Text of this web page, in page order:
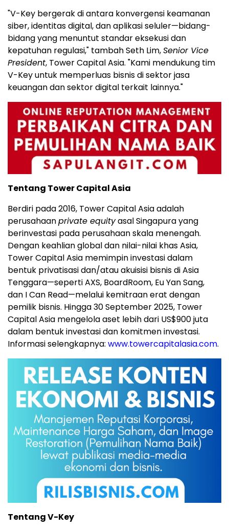
"V-Key bergerak di antara konvergensi keamanan
siber, identitas digital, dan aplikasi seluler—bidang-
bidang yang menuntut standar eksekusi dan
kepatuhan regulasi," tambah Seth Lim,Senior Vice
President, Tower Capital Asia. "Kami mendukung tim
V-Key untuk memperluas bisnis di sektor jasa
keuangan dan sektor digital terkait lainnya."
Tentang Tower Capital Asia
Berdiri pada 2016, Tower Capital Asia adalah
perusahaanprivate equityasal Singapura yang
berinvestasi pada perusahaan skala menengah.
Dengan keahlian global dan nilai-nilai khas Asia,
Tower Capital Asia memimpin investasi dalam
bentuk privatisasi dan/atau akuisisi bisnis di Asia
Tenggara—seperti AXS, BoardRoom, Eu Yan Sang,
dan I Can Read—melalui kemitraan erat dengan
pemilik bisnis. Hingga 30 September 2025, Tower
Capital Asia mengelola aset lebih dari US$900 juta
dalam bentuk investasi dan komitmen investasi.
Informasi selengkapnya: www.towercapitalasia.com.
Tentang V-Key